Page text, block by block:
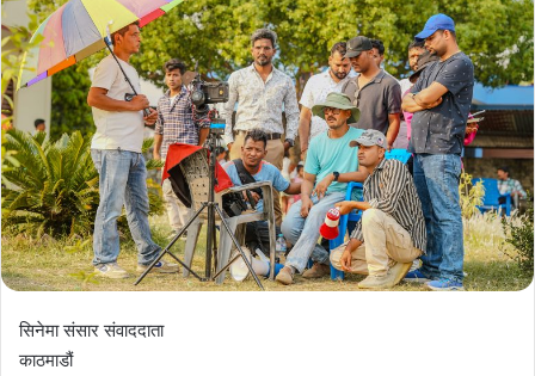
सिनेमा संसार संवाददाता
काठमाडौं